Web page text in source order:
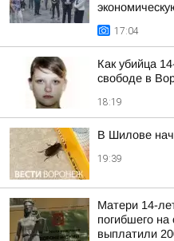
17:04
Как убийца
свободе в
18:19
В Шилове
19:39
Матери 14-
погибшего на
выплатили